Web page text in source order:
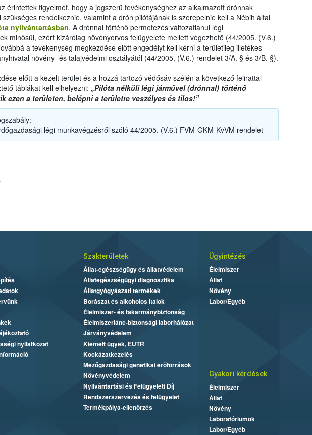
érintettek figyelmét, hogy a jogszerű tevékenységhez az alkalmazott drónnak
rendelkeznie, valamint a drón pilótájának is szerepelnie kell a Nébih által
nyilvántartásban. A drónnal történő permetezés változatlanul légi
minősül, ezért kizárólag növényorvos felügyelete mellett végezhető (44/2005. (V.6.)
a tevékenység megkezdése előtt engedélyt kell kérni a területileg illetékes
növény- és talajvédelmi osztályától (44/2005. (V.6.) rendelet 3/A. § és 3/B. §).
előtt a kezelt terület és a hozzá tartozó védősáv szélén a következő felirattal
táblákat kell elhelyezni: „Pilóta nélküli légi járművel (drónnal) történő
ezen a területen, belépni a területre veszélyes és tilos!”
légi munkavégzésről szóló 44/2005. (V.6.) FVM-GKM-KvVM rendelet
nyilatkozat
Szakterületek
Állat-egészségügy és állatvédelem
Állategészségügyi diagnosztika
Állatgyógyászati termékek
Borászat és alkoholos italok
Élelmiszer- és takarmánybiztonság
Élelmiszerlánc-biztonsági laborhálózat
Járványvédelem
Kiemelt ügyek, EUTR
Kockázatkezelés
Mezőgazdasági genetikai erőforrások
Növényvédelem
Nyilvántartási és Felügyeleti Díj
Rendszerszervezés és felügyelet
Termékpálya-ellenőrzés
Ügyintézés
Élelmiszer
Állat
Növény
Labor/Egyéb
Gyakori kérdések
Élelmiszer
Állat
Növény
Laboratóriumok
Labor/Egyéb